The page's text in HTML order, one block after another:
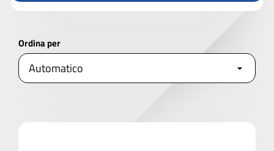
Alimentazione
Ordina per